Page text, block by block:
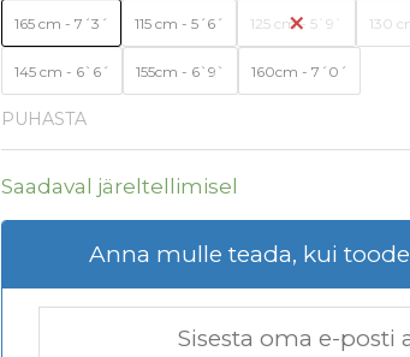
165 cm - 7´3´ 115 cm - 5´6´ 125 cm - 5`9` 130
145 cm - 6`6´ 155cm - 6`9` 160cm - 7´0´
PUHASTA
Saadaval järeltellimisel
Anna mulle teada, kui